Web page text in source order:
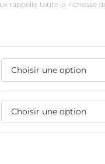
rappelle toute la richesse